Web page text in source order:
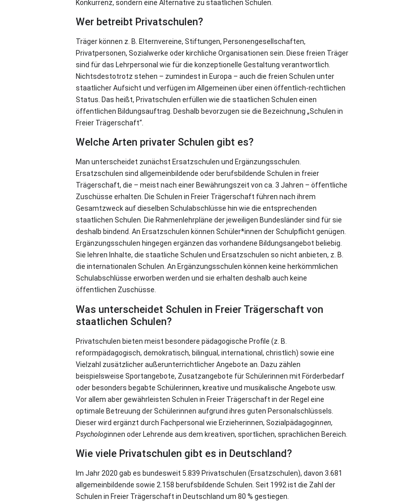
Konkurrenz, sondern eine Alternative zu staatlichen Schulen.
Wer betreibt Privatschulen?
Träger können z. B. Elternvereine, Stiftungen, Personengesellschaften,
Privatpersonen, Sozialwerke oder kirchliche Organisationen sein. Diese freien Träger
sind für das Lehrpersonal wie für die konzeptionelle Gestaltung verantwortlich.
Nichtsdestotrotz stehen – zumindest in Europa – auch die freien Schulen unter
staatlicher Aufsicht und verfügen im Allgemeinen über einen öffentlich-rechtlichen
Status. Das heißt, Privatschulen erfüllen wie die staatlichen Schulen einen
öffentlichen Bildungsauftrag. Deshalb bevorzugen sie die Bezeichnung „Schulen in
Freier Trägerschaft“.
Welche Arten privater Schulen gibt es?
Man unterscheidet zunächst Ersatzschulen und Ergänzungsschulen.
Ersatzschulen sind allgemeinbildende oder berufsbildende Schulen in freier
Trägerschaft, die – meist nach einer Bewährungszeit von ca. 3 Jahren – öffentliche
Zuschüsse erhalten. Die Schulen in Freier Trägerschaft führen nach ihrem
Gesamtzweck auf dieselben Schulabschlüsse hin wie die entsprechenden
staatlichen Schulen. Die Rahmenlehrpläne der jeweiligen Bundesländer sind für sie
deshalb bindend. An Ersatzschulen können Schüler*innen der Schulpflicht genügen.
Ergänzungsschulen hingegen ergänzen das vorhandene Bildungsangebot beliebig.
Sie lehren Inhalte, die staatliche Schulen und Ersatzschulen so nicht anbieten, z. B.
die internationalen Schulen. An Ergänzungsschulen können keine herkömmlichen
Schulabschlüsse erworben werden und sie erhalten deshalb auch keine
öffentlichen Zuschüsse.
Was unterscheidet Schulen in Freier Trägerschaft von
staatlichen Schulen?
Privatschulen bieten meist besondere pädagogische Profile (z. B.
reformpädagogisch, demokratisch, bilingual, international, christlich) sowie eine
Vielzahl zusätzlicher außerunterrichtlicher Angebote an. Dazu zählen
beispielsweise Sportangebote, Zusatzangebote für Schülerinnen mit Förderbedarf
oder besonders begabte Schülerinnen, kreative und musikalische Angebote usw.
Vor allem aber gewährleisten Schulen in Freier Trägerschaft in der Regel eine
optimale Betreuung der Schülerinnen aufgrund ihres guten Personalschlüssels.
Dieser wird ergänzt durch Fachpersonal wie Erzieherinnen, Sozialpädagoginnen,
Psychologinnen oder Lehrende aus dem kreativen, sportlichen, sprachlichen Bereich.
Wie viele Privatschulen gibt es in Deutschland?
Im Jahr 2020 gab es bundesweit 5.839 Privatschulen (Ersatzschulen), davon 3.681
allgemeinbildende sowie 2.158 berufsbildende Schulen. Seit 1992 ist die Zahl der
Schulen in Freier Trägerschaft in Deutschland um 80 % gestiegen.